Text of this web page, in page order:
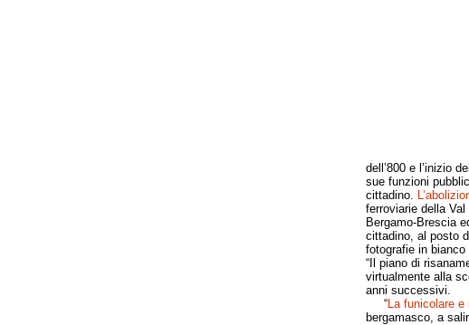
dell’800 e l’inizio
sue funzioni
cittadino.
ferroviarie della
Bergamo-Brescia
cittadino, al posto
fotografie in
“Il piano di
virtualmente alla
anni successivi.
“La funicolare e
bergamasco, a